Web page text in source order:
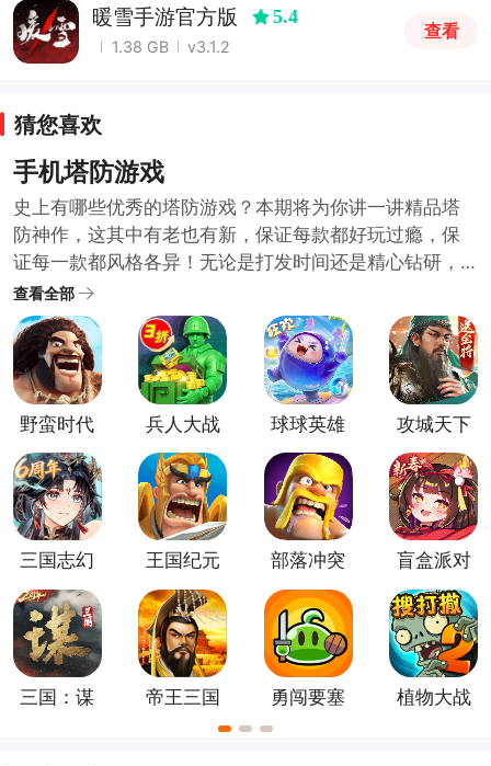
暖雪手游官方版 5.4
1.38 GB v3.1.2
查看
猜您喜欢
手机塔防游戏
史上有哪些优秀的塔防游戏？本期将为你讲一讲精品塔
防神作，这其中有老也有新，保证每款都好玩过瘾，保
证每一款都风格各异！无论是打发时间还是精心钻研，
都可以让你玩上很久很久！塔防类手游是一种策略游
戏，玩家需要建立防御塔来抵御敌人的进攻。通过布置
不同类型的塔和升级它们，玩家可以保护自己的领地免
受敌人的侵害。在这类游戏中玩家需要考虑塔的位置、
类型以及敌人的特点和行动路径。只有合理地规划和运
用塔，才能有效地击败敌人并顺利通关。快快来下载体
验把。
查看全部
野蛮时代
游戏
兵人大战
官方正版
球球英雄
国际服
攻城天下
手游
三国志幻
想大陆
王国纪元
手游
部落冲突
官方正版
盲盒派对
手机版
三国：谋
帝王三国
官方经典
勇闯要塞
植物大战